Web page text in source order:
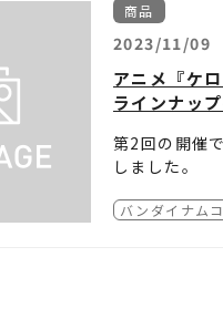
■期間
2023年11月
■場所
東京都豊島
サンシャイン
「バンダイ
■参加作品
・「アイカツ
商品
2023/11/09
アニメ『ケ
ラインナッ
第2回の開催
しました。
※商品画像は
バンダイナム